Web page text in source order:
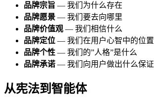
品牌宗旨 — 我们为什么存在
品牌愿景 — 我们要去向哪里
品牌价值观 — 我们相信什么
品牌定位 — 我们在用户心智中的位置
品牌个性 — 我们的”人格”是什么
品牌承诺 — 我们向用户做出什么保证
从宪法到智能体